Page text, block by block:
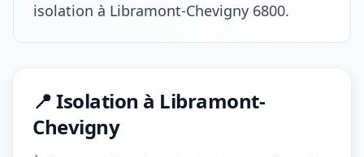
isolation à Libramont-Chevigny 6800.
📍 Isolation à Libramont-
Chevigny